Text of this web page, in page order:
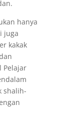
hanya
juga
kakak
Pelajar
shalih-